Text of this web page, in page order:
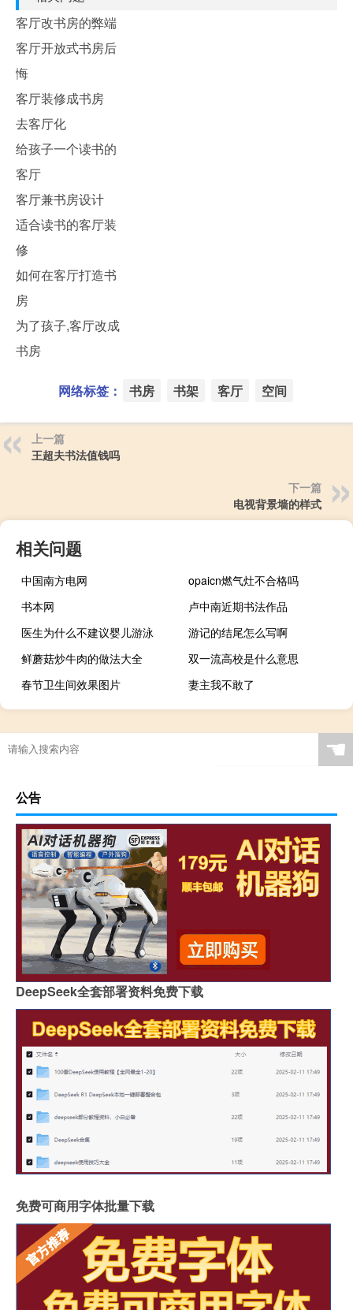
客厅改书房的弊端
客厅开放式书房后
悔
客厅装修成书房
去客厅化
给孩子一个读书的
客厅
客厅兼书房设计
适合读书的客厅装
修
如何在客厅打造书
房
为了孩子,客厅改成
书房
网络标签： 书房 书架 客厅 空间
上一篇
王超夫书法值钱吗
下一篇
电视背景墙的样式
相关问题
中国南方电网
opaicn燃气灶不合格吗
书本网
卢中南近期书法作品
医生为什么不建议婴儿游泳
游记的结尾怎么写啊
鲜蘑菇炒牛肉的做法大全
双一流高校是什么意思
春节卫生间效果图片
妻主我不敢了
☚
公告
DeepSeek全套部署资料免费下载
免费可商用字体批量下载